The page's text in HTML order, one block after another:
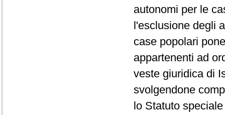
autonomi per le
l'esclusione degli
case popolari
appartenenti ad
veste giuridica di
svolgendone
lo Statuto